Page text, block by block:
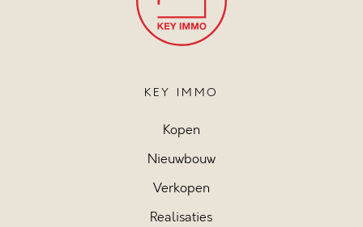
KEY IMMO
Kopen
Nieuwbouw
Verkopen
Realisaties